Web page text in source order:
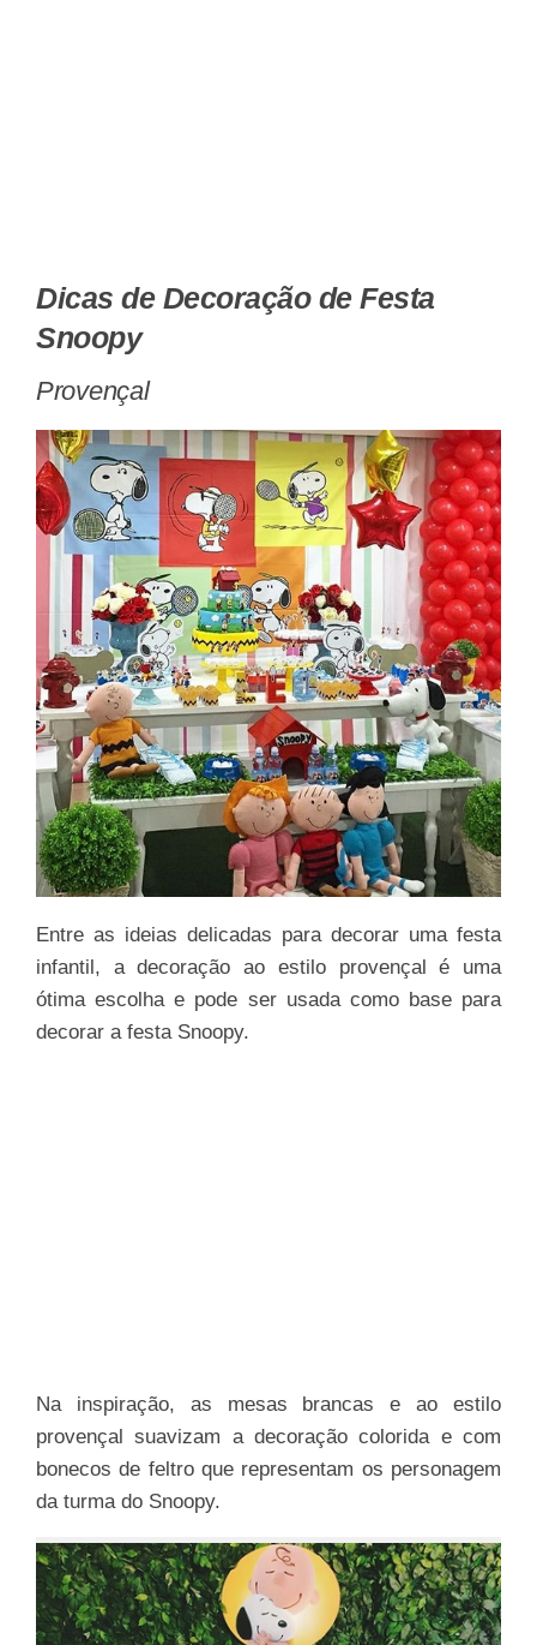
Dicas de Decoração de Festa
Snoopy
Provençal
Entre as ideias delicadas para decorar uma festa
infantil, a decoração ao estilo provençal é uma
ótima escolha e pode ser usada como base para
decorar a festa Snoopy.
Na inspiração, as mesas brancas e ao estilo
provençal suavizam a decoração colorida e com
bonecos de feltro que representam os personagem
da turma do Snoopy.